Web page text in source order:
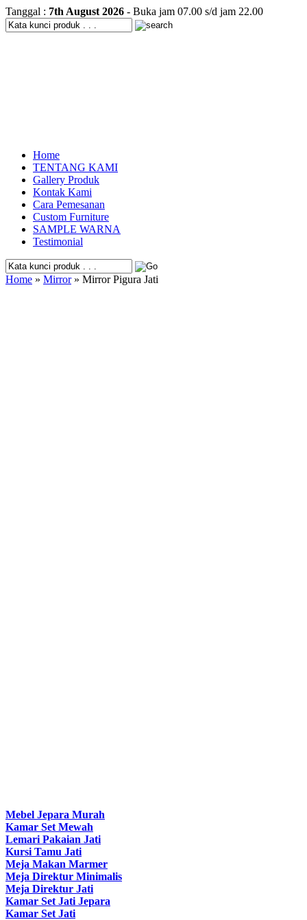
Tanggal : 7th August 2026 - Buka jam 07.00 s/d jam 22.00
Home
TENTANG KAMI
Gallery Produk
Kontak Kami
Cara Pemesanan
Custom Furniture
SAMPLE WARNA
Testimonial
Home » Mirror» Mirror Pigura Jati
Mebel Jepara Murah
Kamar Set Mewah
Lemari Pakaian Jati
Kursi Tamu Jati
Meja Makan Marmer
Meja Direktur Minimalis
Meja Direktur Jati
Kamar Set Jati Jepara
Kamar Set Jati